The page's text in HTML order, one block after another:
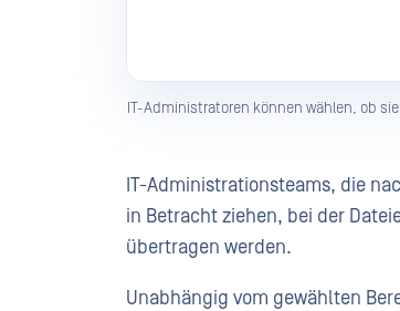
IT-Administratoren können wählen, ob
IT-Administrationsteams, die
in Betracht ziehen, bei der
übertragen werden.
Unabhängig vom gewählten